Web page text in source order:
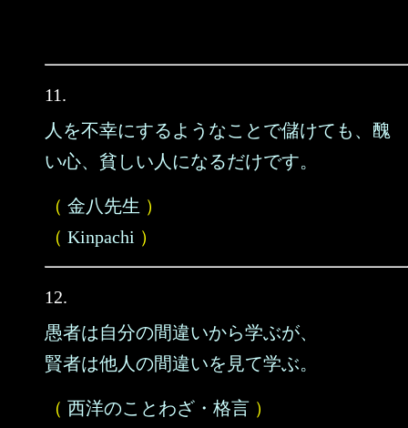
11.
人を不幸にするようなことで儲けても、醜
い心、貧しい人になるだけです。
（ 金八先生 ）
（ Kinpachi ）
12.
愚者は自分の間違いから学ぶが、
賢者は他人の間違いを見て学ぶ。
（ 西洋のことわざ・格言 ）